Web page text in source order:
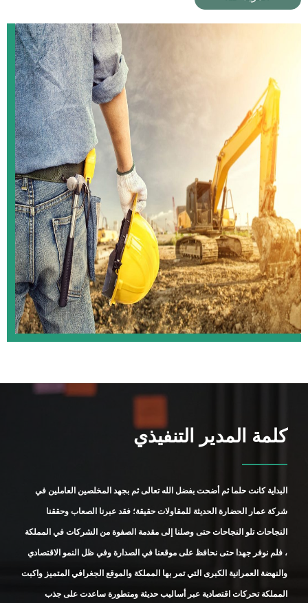
كلمة المدير التنفيذي
البداية كانت حلما ثم أضحت بفضل الله تعالى ثم بجهد المخلصين العاملين في
شركة عمار الحضارة الحديثة للمقاولات حقيقة؛ فقد عبرنا الصعاب وحققنا
النجاحات تلو النجاحات حتى وصلنا إلى مقدمة الصفوة من الشركات في المملكة
، فلم نوفر جهدا حتى نحافظ على موقعنا في الصدارة وفي ظل النمو الاقتصادي
والنهضة العمرانية الكبرى التي تمر بها المملكة والموقع الجغرافي المتميز واكبت
المملكة تحركات اقتصادية عبر أساليب حديثة ومتطورة ساعدت على جذب